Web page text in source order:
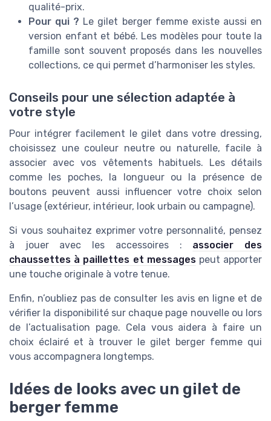
qualité-prix.
Pour qui ? Le gilet berger femme existe aussi en
version enfant et bébé. Les modèles pour toute la
famille sont souvent proposés dans les nouvelles
collections, ce qui permet d’harmoniser les styles.
Conseils pour une sélection adaptée à
votre style
Pour intégrer facilement le gilet dans votre dressing,
choisissez une couleur neutre ou naturelle, facile à
associer avec vos vêtements habituels. Les détails
comme les poches, la longueur ou la présence de
boutons peuvent aussi influencer votre choix selon
l’usage (extérieur, intérieur, look urbain ou campagne).
Si vous souhaitez exprimer votre personnalité, pensez
à jouer avec les accessoires : associer des
chaussettes à paillettes et messagespeut apporter
une touche originale à votre tenue.
Enfin, n’oubliez pas de consulter les avis en ligne et de
vérifier la disponibilité sur chaque page nouvelle ou lors
de l’actualisation page. Cela vous aidera à faire un
choix éclairé et à trouver le gilet berger femme qui
vous accompagnera longtemps.
Idées de looks avec un gilet de
berger femme